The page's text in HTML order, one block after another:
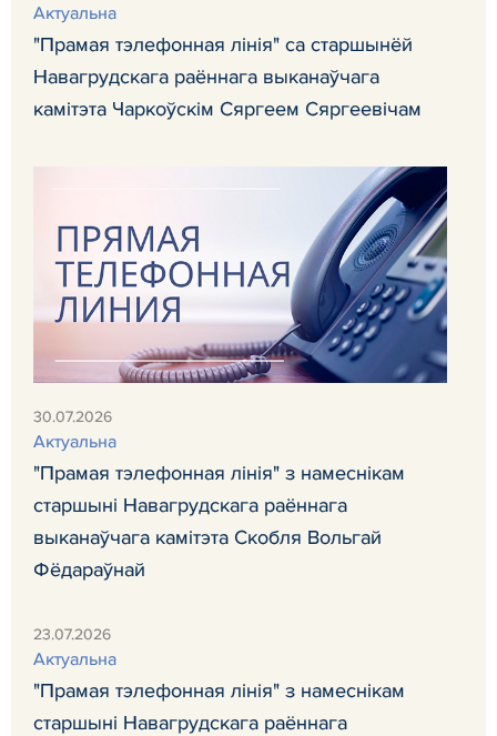
Актуальна
"Прамая тэлефонная лінія" са старшынёй
Навагрудскага раённага выканаўчага
камітэта Чаркоўскім Сяргеем Сяргеевічам
30.07.2026
Актуальна
"Прамая тэлефонная лінія" з намеснікам
старшыні Навагрудскага раённага
выканаўчага камітэта Скобля Вольгай
Фёдараўнай
23.07.2026
Актуальна
"Прамая тэлефонная лінія" з намеснікам
старшыні Навагрудскага раённага